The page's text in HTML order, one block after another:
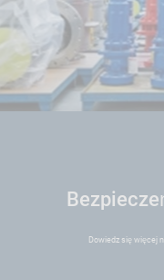
Dowiedz się więcej